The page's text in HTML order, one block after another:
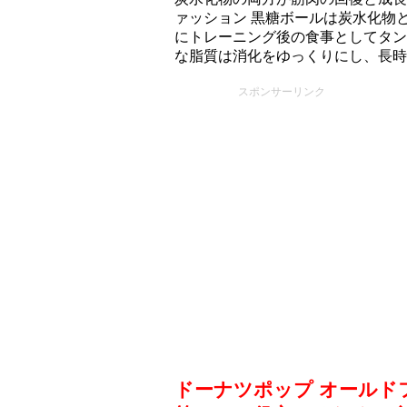
ァッション 黒糖ボールは炭水化物
にトレーニング後の食事としてタ
な脂質は消化をゆっくりにし、長
スポンサーリンク
ドーナツポップ オール